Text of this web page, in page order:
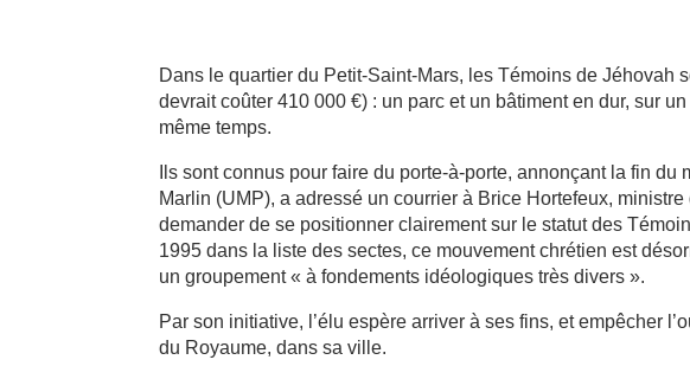
Dans le quartier du Petit-Saint-Mars, les Témoins de Jéhovah
devrait coûter 410 000 €) : un parc et un bâtiment en dur, sur
même temps.
Ils sont connus pour faire du porte-à-porte, annonçant la fin
Marlin (UMP), a adressé un courrier à Brice Hortefeux,
demander de se positionner clairement sur le statut des
1995 dans la liste des sectes, ce mouvement chrétien est
un groupement « à fondements idéologiques très divers ».
Par son initiative, l’élu espère arriver à ses fins, et empêcher
du Royaume, dans sa ville.